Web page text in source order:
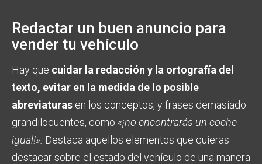
Redactar un buen anuncio para
vender tu vehículo
Hay que cuidar la redacción y la ortografía del
texto, evitar en la medida de lo posible
abreviaturas en los conceptos, y frases demasiado
grandilocuentes, como «¡no encontrarás un coche
igual!». Destaca aquellos elementos que quieras
destacar sobre el estado del vehículo de una manera